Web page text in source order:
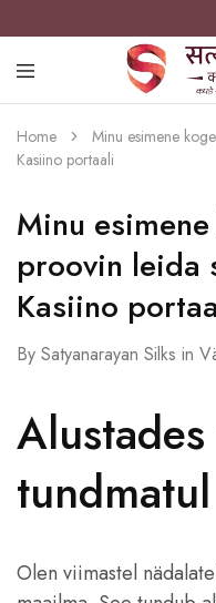
Satyanarayan
Best
Store
in
Home
Minu esimene
Kasiino portaali
Minu
proovin leida
Kasiino
By Satyanarayan Silks in
Olen viimastel